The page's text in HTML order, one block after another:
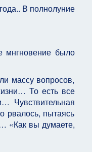
В полнолуние
мнгновение было
массу вопросов,
То есть все
Чувствительная
рвалось, пытаясь
«Как вы думаете,